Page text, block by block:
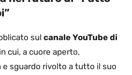
sul canale YouTube di
in cui, a cuore aperto,
sguardo rivolto a tutto il suo